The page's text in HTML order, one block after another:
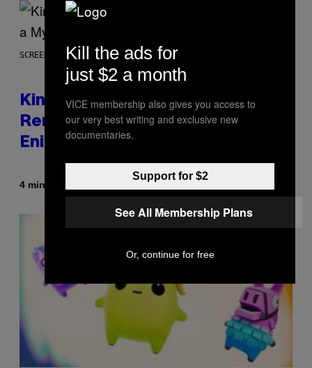
SCREENSHOT: SQUARE ENIX
Kingdom Hearts 4 Release Date
Remains a Mystery After Square
Enix Financial Report
4 minuti fa
Kill the ads for
just $2 a month
VICE membership also gives you access to
our very best writing and exclusive new
documentaries.
Support for $2
See All Membership Plans
Or, continue for free